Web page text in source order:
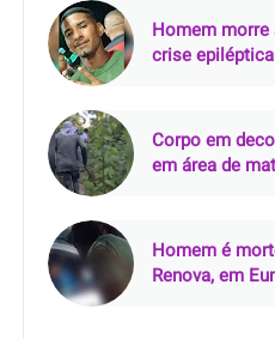
Homem
crise
Corpo em
em área de
Homem é
Renova, em